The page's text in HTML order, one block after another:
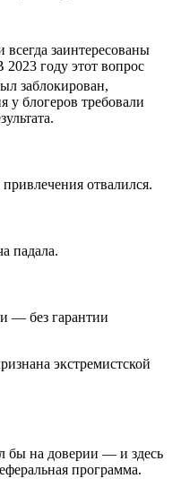
заинтересованы
году этот вопрос
заблокирован,
у блогеров требовали
отвалился.
падала.
— без гарантии
экстремистской
бы на доверии — и здесь
программа.